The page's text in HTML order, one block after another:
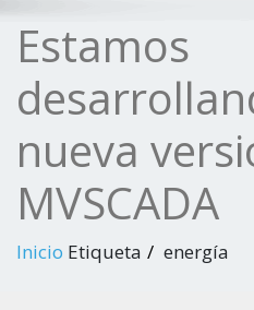
Estamos
nueva
MVSCADA
Inicio Etiqueta energía